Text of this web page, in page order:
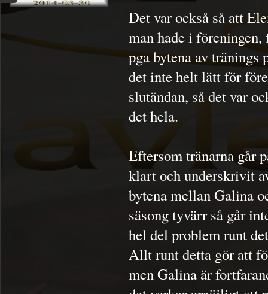
Det var också så att
man hade i
pga bytena av tränings
det inte helt lätt för
slutändan, så det var
det hela.
Eftersom tränarna går
klart och underskrivit
bytena mellan Galina
säsong tyvärr så går
hel del problem runt
Allt runt detta gör att
men Galina är